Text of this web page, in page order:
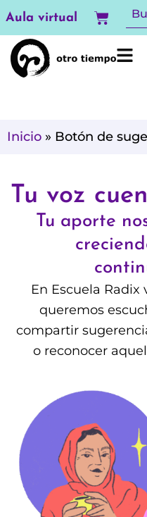
al
contenido
Aula virtual Carrito
Inicio » Botón de
Tu voz
Tu aporte
En Escuela
queremos
compartir
o reconocer